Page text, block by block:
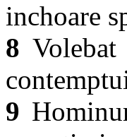
inchoare
8
9